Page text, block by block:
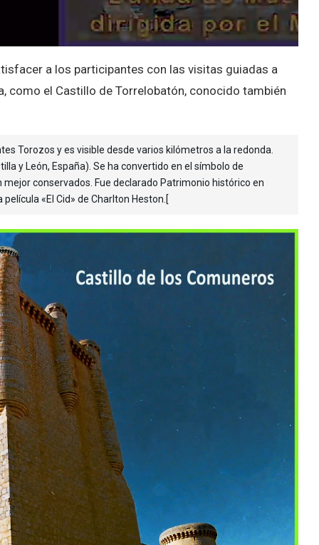
a los participantes con las visitas guiadas a
como el Castillo de Torrelobatón, conocido también
Torozos y es visible desde varios kilómetros a la redonda.
y León, España). Se ha convertido en el símbolo de
conservados. Fue declarado Patrimonio histórico en
«El Cid» de Charlton Heston.[